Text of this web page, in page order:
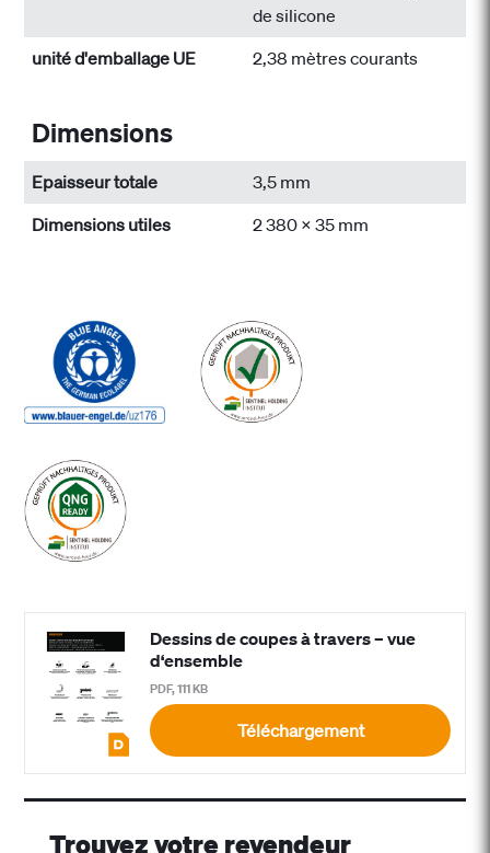
de silicone
unité d'emballage UE
2,38 mètres courants
Dimensions
Epaisseur totale
3,5 mm
Dimensions utiles
2 380 x 35 mm
Dessins de coupes à travers – vue
d‘ensemble
PDF, 111 KB
Téléchargement
Trouvez votre revendeur